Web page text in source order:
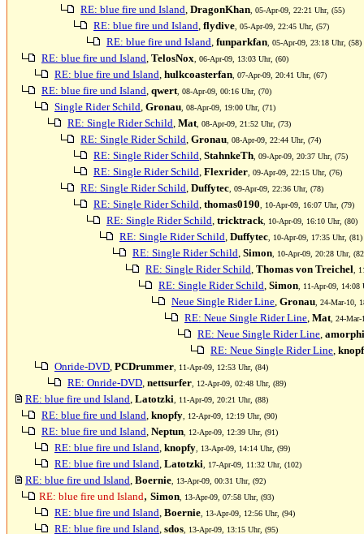
RE: blue fire und Island, DragonKhan , 05-Apr-09, 22:21 Uhr, (55)
RE: blue fire und Island, flydive , 05-Apr-09, 22:45 Uhr, (57)
RE: blue fire und Island, funparkfan , 05-Apr-09, 23:18 Uhr, (58)
RE: blue fire und Island, TelosNox , 06-Apr-09, 13:03 Uhr, (60)
RE: blue fire und Island, hulkcoasterfan , 07-Apr-09, 20:41 Uhr, (67)
RE: blue fire und Island, qwert , 08-Apr-09, 00:16 Uhr, (70)
Single Rider Schild, Gronau , 08-Apr-09, 19:00 Uhr, (71)
RE: Single Rider Schild, Mat , 08-Apr-09, 21:52 Uhr, (73)
RE: Single Rider Schild, Gronau , 08-Apr-09, 22:44 Uhr, (74)
RE: Single Rider Schild, StahnkeTh , 09-Apr-09, 20:37 Uhr, (75)
RE: Single Rider Schild, Flexrider , 09-Apr-09, 22:15 Uhr, (76)
RE: Single Rider Schild, Duffytec , 09-Apr-09, 22:36 Uhr, (78)
RE: Single Rider Schild, thomas0190 , 10-Apr-09, 16:07 Uhr, (79)
RE: Single Rider Schild, tricktrack , 10-Apr-09, 16:10 Uhr, (80)
RE: Single Rider Schild, Duffytec , 10-Apr-09, 17:35 Uhr, (81)
RE: Single Rider Schild, Simon , 10-Apr-09, 20:28 Uhr,
RE: Single Rider Schild, Thomas von Treichel ,
RE: Single Rider Schild, Simon , 11-Apr-09, 14:08
Neue Single Rider Line, Gronau , 24-Mar-10,
RE: Neue Single Rider Line, Mat , 24-
RE: Neue Single Rider Line,
RE: Neue Single Rider Line,
Onride-DVD, PCDrummer , 11-Apr-09, 12:53 Uhr, (84)
RE: Onride-DVD, nettsurfer , 12-Apr-09, 02:48 Uhr, (89)
RE: blue fire und Island, Latotzki , 11-Apr-09, 20:21 Uhr, (88)
RE: blue fire und Island, knopfy , 12-Apr-09, 12:19 Uhr, (90)
RE: blue fire und Island, Neptun , 12-Apr-09, 12:39 Uhr, (91)
RE: blue fire und Island, knopfy , 13-Apr-09, 14:14 Uhr, (99)
RE: blue fire und Island, Latotzki , 17-Apr-09, 11:32 Uhr, (102)
RE: blue fire und Island, Boernie , 13-Apr-09, 00:31 Uhr, (92)
RE: blue fire und Island, Simon , 13-Apr-09, 07:58 Uhr, (93)
RE: blue fire und Island, Boernie , 13-Apr-09, 12:56 Uhr, (94)
RE: blue fire und Island, sdos , 13-Apr-09, 13:15 Uhr, (95)